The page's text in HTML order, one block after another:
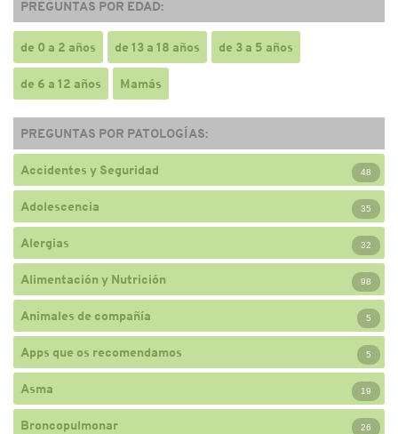
PREGUNTAS POR EDAD:
de 0 a 2 años de 13 a 18 años de 3 a 5 años
de 6 a 12 años Mamás
PREGUNTAS POR PATOLOGÍAS:
Accidentes y Seguridad 48
Adolescencia 35
Alergias 32
Alimentación y Nutrición 98
Animales de compañía 5
Apps que os recomendamos 5
Asma 19
Broncopulmonar 26